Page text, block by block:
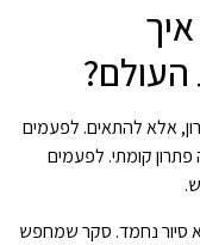
אלא להתאים. לפעמים
קומתי. לפעמים
סיור נחמד. סקר שמחפש